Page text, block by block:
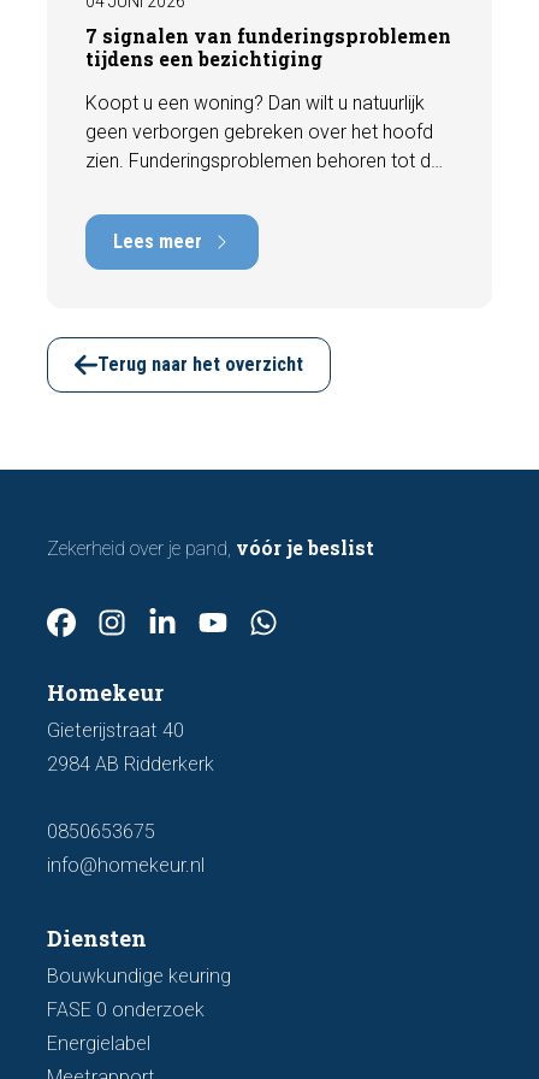
7 signalen van funderingsproblemen
tijdens een bezichtiging
Koopt u een woning? Dan wilt u natuurlijk
geen verborgen gebreken over het hoofd
zien. Funderingsproblemen behoren tot de
kan hebben, met herstelkosten die kunnen
oplopen tot tienduizenden euro's. Gelukkig
zijn er tijdens een bezichtiging vaak al
funderingsschade of verzakkingen. In dit
artikel bespreken we zeven belangrijke
kenmerken waarop u kunt letten voordat u
Lees meer
Terug naar het overzicht
Zekerheid over je pand, vóór je beslist
Homekeur
Gieterijstraat 40
2984 AB Ridderkerk
0850653675
info@homekeur.nl
Diensten
Bouwkundige keuring
FASE 0 onderzoek
Energielabel